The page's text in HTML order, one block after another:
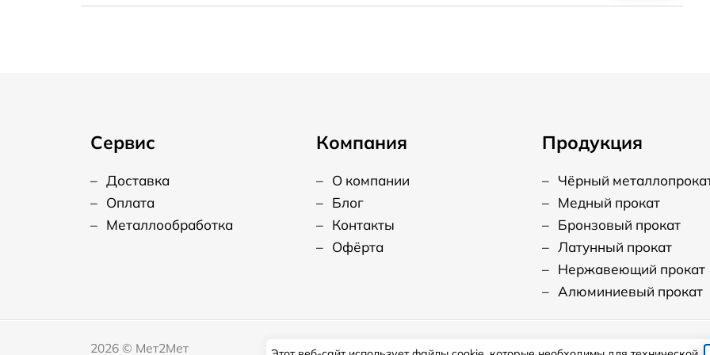
Сервис
– Доставка
– Оплата
– Металлообработка
Компания
– О компании
– Блог
– Контакты
– Офёрта
Продукция
– Чёрный
– Медный прокат
– Бронзовый прокат
– Латунный прокат
– Нержавеющий прокат
– Алюминиевый прокат
2026 © Мет2Мет